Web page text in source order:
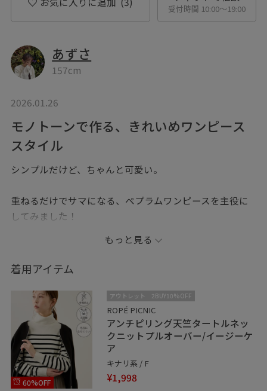
受付時間 10:00〜19:00
あずさ
157cm
2026.01.26
モノトーンで作る、きれいめワンピース
スタイル
シンプルだけど、ちゃんと可愛い。
重ねるだけでサマになる、ペプラムワンピースを主役に
してみました！
ボーダーを合わせ、程よくカジュアルダウン。
デイリーにもお出かけにもおすすめです⭐︎
もっと見る
着用アイテム
60%OFF
アウトレット 2BUY10%OFF
ROPÉ PICNIC
アンチピリング天竺タートルネッ
クニットプルオーバー/イージーケ
ア
キナリ系 / F
¥1,998